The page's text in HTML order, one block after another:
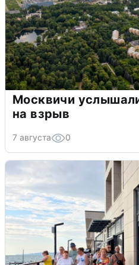
Москвичи
на взрыв
7 августа 0